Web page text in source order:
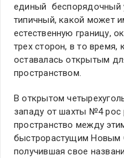
единый беспорядочный
типичный, какой может
естественную границу,
трех сторон, в то время,
оставалась открытым
пространством.
В открытом
западу от шахты №4 рос
пространство между
быстрорастущим Новым
получившая свое